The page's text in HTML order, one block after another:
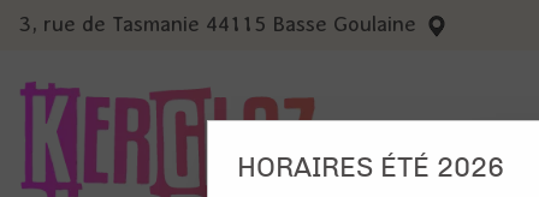
3, rue de Tasmanie 44115 Basse Goulaine
HORAIRES ÉTÉ 2026